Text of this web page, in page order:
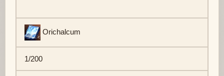
Orichalcum
1/200